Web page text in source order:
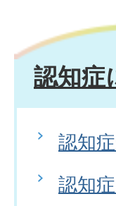
認知症
認知
認知